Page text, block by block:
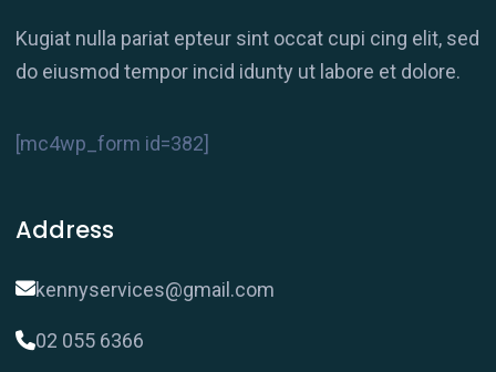
Kugiat nulla pariat epteur sint occat cupi cing elit, sed
do eiusmod tempor incid idunty ut labore et dolore.
[mc4wp_form id=382]
Address
kennyservices@gmail.com
02 055 6366